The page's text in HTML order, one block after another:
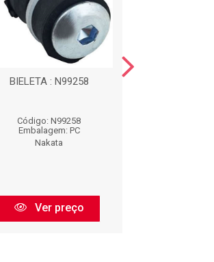
BIELETA : N99258
Código: N99258
Embalagem: PC
Nakata
Ver preço